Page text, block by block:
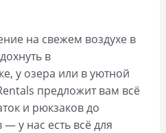
на свежем воздухе в
в
у озера или в уютной
предложит вам всё
и рюкзаков до
у нас есть всё для